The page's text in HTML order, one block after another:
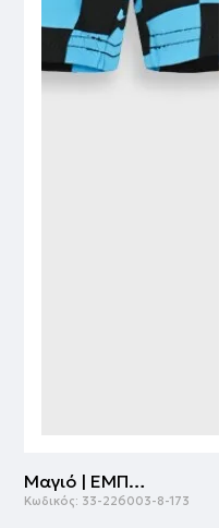
Μαγιό | ΕΜΠΡΙΜΕ
Κωδικός: 33-226003-8-173